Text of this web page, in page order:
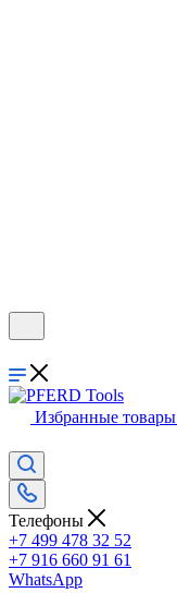
Избранные товары
Телефоны
+7 499 478 32 52
+7 916 660 91 61
WhatsApp